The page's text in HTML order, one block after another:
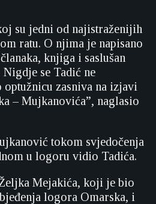
su jedni od najistraženijih
ratu. O njima je napisano
knjiga i saslušan
se Tadić ne
zasniva na izjavi
– Mujkanovića”, naglasio
tokom svjedočenja
u logoru vidio Tadića.
Mejakića, koji je bio
logora Omarska, i